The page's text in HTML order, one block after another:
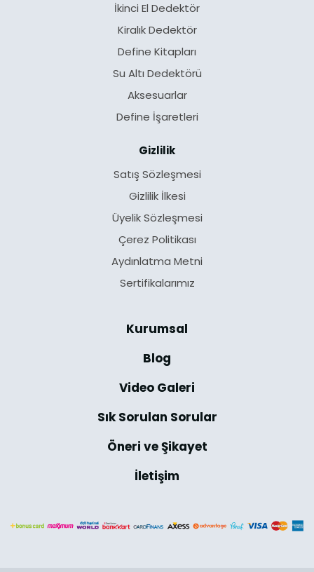
İkinci El Dedektör
Kiralık Dedektör
Define Kitapları
Su Altı Dedektörü
Aksesuarlar
Define İşaretleri
Gizlilik
Satış Sözleşmesi
Gizlilik İlkesi
Üyelik Sözleşmesi
Çerez Politikası
Aydınlatma Metni
Sertifikalarımız
Kurumsal
Blog
Video Galeri
Sık Sorulan Sorular
Öneri ve Şikayet
İletişim